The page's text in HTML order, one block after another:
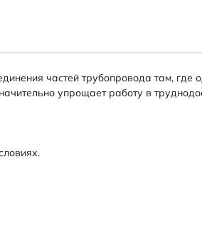
частей трубопровода там,
упрощает работу в